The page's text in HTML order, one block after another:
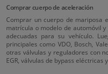
Comprar cuerpo de aceleración
Comprar un cuerpo de mariposa
matrícula o modelo de automóvil
adecuadas para su vehículo.
principales como VDO, Bosch,
otras válvulas y reguladores con
EGR, válvulas de bypass eléctricas